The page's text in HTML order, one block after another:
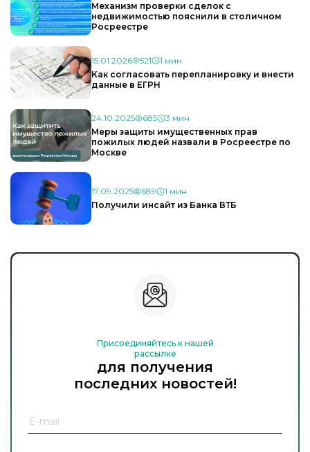
Механизм проверки сделок с
недвижимостью пояснили в столичном
Росреестре
15.01.2026 521
1 мин
Как согласовать перепланировку и внести
данные в ЕГРН
24.10.2025 685
3 мин
Меры защиты имущественных прав
пожилых людей назвали в Росреестре по
Москве
17.09.2025 689
1 мин
Получили инсайт из Банка ВТБ
Присоединяйтесь к нашей
рассылке
для получения
последних новостей!